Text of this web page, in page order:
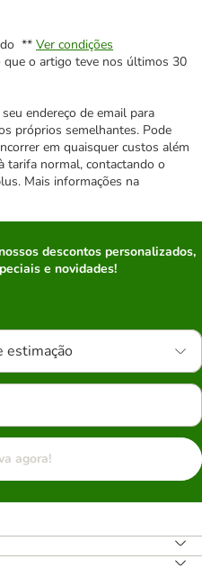
** Ver condições
que o artigo teve nos últimos 30
endereço de email para
próprios semelhantes. Pode
em quaisquer custos além
tarifa normal, contactando o
Mais informações na
descontos personalizados,
e novidades!
estimação
agora!